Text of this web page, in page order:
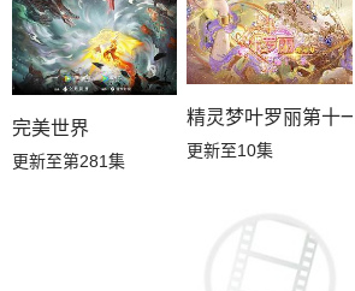
完美世界
更新至第281集
精灵梦叶罗丽第十
更新至10集